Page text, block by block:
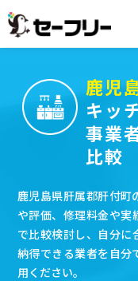
鹿児
キッ
事業
比較
鹿児島県肝属郡肝付町
や評価、修理料金や実
で比較検討し、自分に
納得できる業者を自分
用ください。